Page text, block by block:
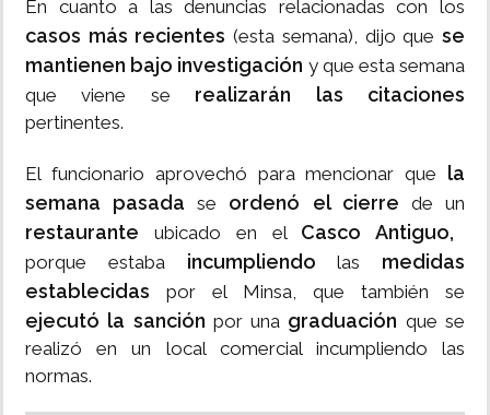
En cuanto a las denuncias relacionadas con los
casos más recientes(esta semana), dijo que se
mantienen bajo investigación y que esta semana
que viene se realizarán las citaciones
pertinentes.
El funcionario aprovechó para mencionar que la
semana pasadase ordenó el cierre de un
restaurante ubicado en el Casco Antiguo,
porque estabaincumpliendo las medidas
establecidas por el Minsa, que también se
ejecutó la sanción por una graduación que se
realizó en un local comercial incumpliendo las
normas.